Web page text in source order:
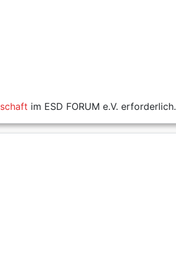
im ESD FORUM e.V. erforderlich.